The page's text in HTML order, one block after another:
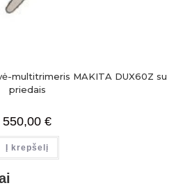
multitrimeris MAKITA DUX60Z su
priedais
550,00 €
Į krepšelį